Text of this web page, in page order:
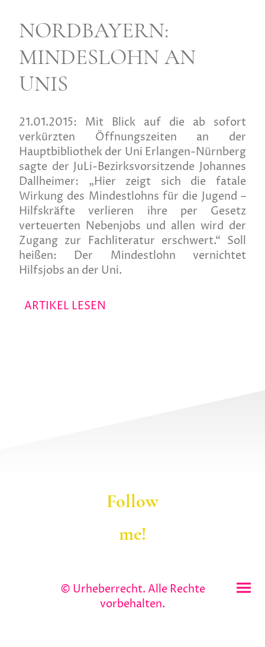
NORDBAYERN:
MINDESLOHN AN
UNIS
21.01.2015: Mit Blick auf die ab sofort
verkürzten Öffnungszeiten an der
Hauptbibliothek der Uni Erlangen-Nürnberg
sagte der JuLi-Bezirksvorsitzende Johannes
Dallheimer: „Hier zeigt sich die fatale
Wirkung des Mindestlohns für die Jugend –
Hilfskräfte verlieren ihre per Gesetz
verteuerten Nebenjobs und allen wird der
Zugang zur Fachliteratur erschwert.“ Soll
heißen: Der Mindestlohn vernichtet
Hilfsjobs an der Uni.
ARTIKEL LESEN
Follow
me!
© Urheberrecht. Alle Rechte
vorbehalten.